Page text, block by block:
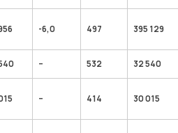
-6,0 497 395 129
– 532 32 540
– 414 30 015